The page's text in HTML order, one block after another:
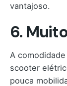
vantajoso.
6.
A
scooter
pouca